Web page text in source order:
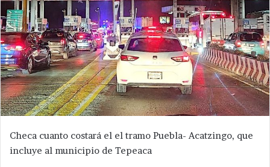
Checa cuanto costará el el tramo Puebla- Acatzingo, que
incluye al municipio de Tepeaca